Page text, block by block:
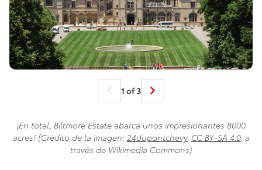
1 of 3
¡En total, Biltmore Estate abarca unos impresionantes 8000
acres! (Crédito de la imagen: 24dupontchevy, CC BY-SA 4.0, a
través de Wikimedia Commons)